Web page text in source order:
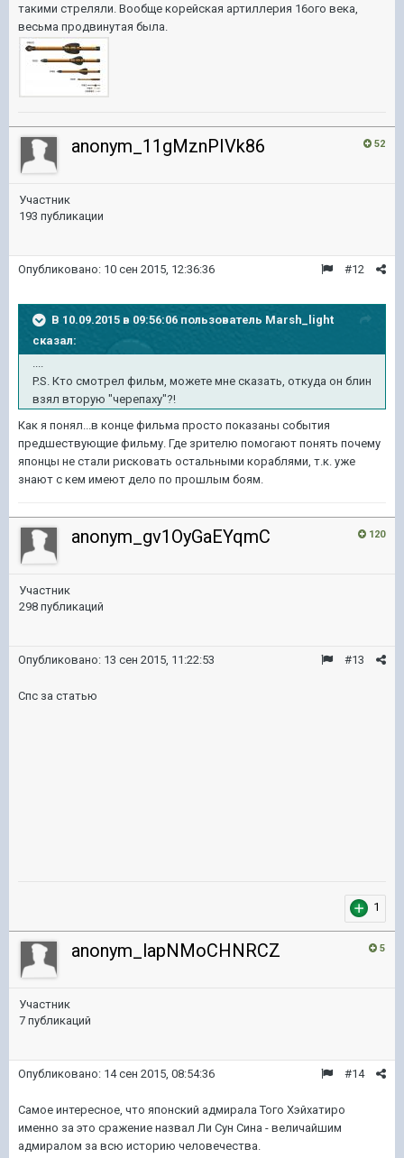
такими стреляли. Вообще корейская артиллерия 16ого века,
весьма продвинутая была.
52
anonym_11gMznPIVk86
Участник
193 публикации
#12
Опубликовано: 10 сен 2015, 12:36:36
В 10.09.2015 в 09:56:06 пользователь Marsh_light
сказал:
P.S. Кто смотрел фильм, можете мне сказать, откуда он блин
взял вторую "черепаху"?!
Как я понял...в конце фильма просто показаны события
предшествующие фильму. Где зрителю помогают понять почему
японцы не стали рисковать остальными кораблями, т.к. уже
знают с кем имеют дело по прошлым боям.
120
anonym_gv1OyGaEYqmC
Участник
298 публикаций
#13
Опубликовано: 13 сен 2015, 11:22:53
Спс за статью
1
5
anonym_lapNMoCHNRCZ
Участник
7 публикаций
#14
Опубликовано: 14 сен 2015, 08:54:36
Самое интересное, что японский адмирала Того Хэйхатиро
именно за это сражение назвал Ли Сун Сина - величайшим
адмиралом за всю историю человечества.